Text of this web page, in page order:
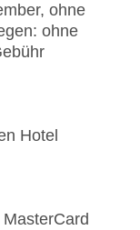
ohne
ohne
Hotel